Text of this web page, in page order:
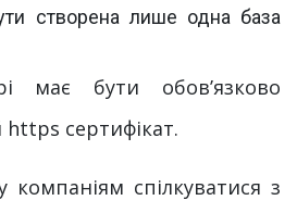
створена лише одна база
має бути обов’язково
сертифікат.
компаніям спілкуватися з